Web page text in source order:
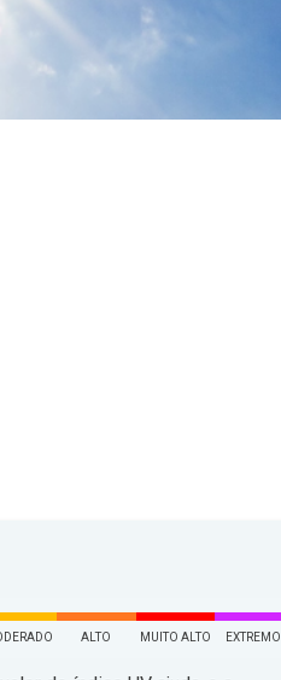
ALTO MUITO ALTO EXTREMO